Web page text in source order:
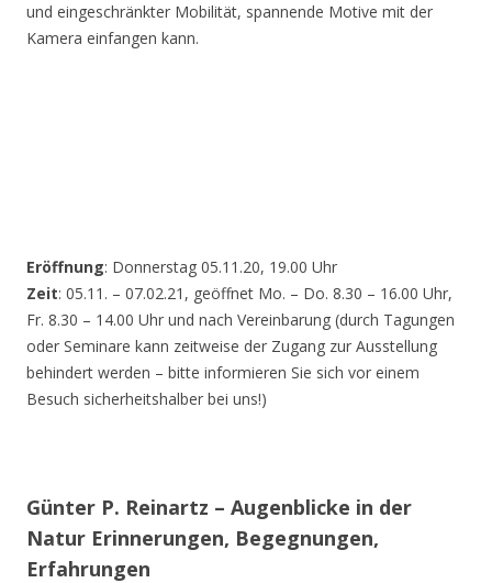
und eingeschränkter Mobilität, spannende Motive mit der
Kamera einfangen kann.
Eröffnung: Donnerstag 05.11.20, 19.00 Uhr
Zeit: 05.11. – 07.02.21, geöffnet Mo. – Do. 8.30 – 16.00 Uhr,
Fr. 8.30 – 14.00 Uhr und nach Vereinbarung (durch Tagungen
oder Seminare kann zeitweise der Zugang zur Ausstellung
behindert werden – bitte informieren Sie sich vor einem
Besuch sicherheitshalber bei uns!)
Günter P. Reinartz – Augenblicke in der
Natur Erinnerungen, Begegnungen,
Erfahrungen